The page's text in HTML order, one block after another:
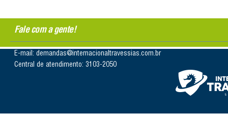
Fale com a gente!
E-mail: demandas@internacionaltravessias.com.br
Central de atendimento: 3103-2050